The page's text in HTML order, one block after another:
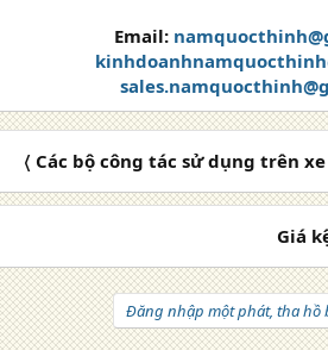
Email:
〈 Các bộ công tác sử dụng trên
Giá
Đăng nhập một phát, tha hồ